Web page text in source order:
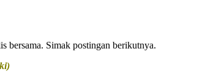
bersama. Simak postingan berikutnya.